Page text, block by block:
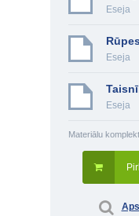
Eseja
Eseja
Eseja
Materiālu